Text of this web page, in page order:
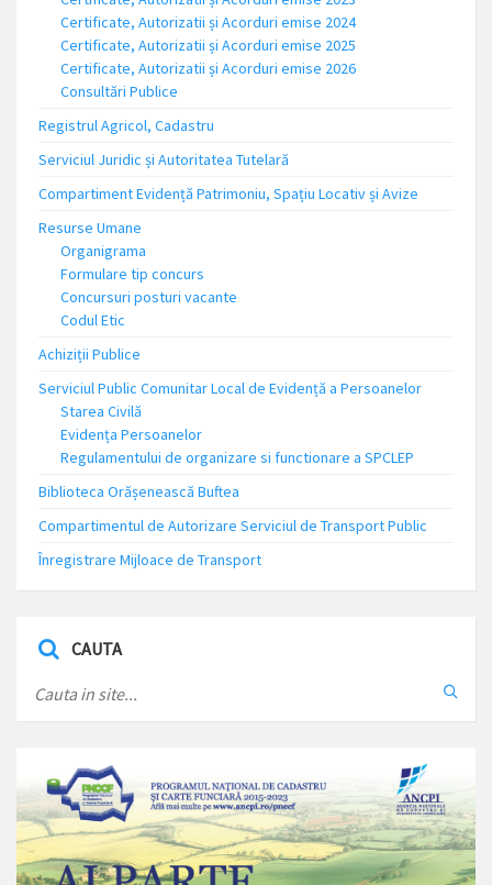
Certificate, Autorizatii și Acorduri emise 2024
Certificate, Autorizatii și Acorduri emise 2025
Certificate, Autorizatii și Acorduri emise 2026
Consultări Publice
Registrul Agricol, Cadastru
Serviciul Juridic și Autoritatea Tutelară
Compartiment Evidență Patrimoniu, Spațiu Locativ și Avize
Resurse Umane
Organigrama
Formulare tip concurs
Concursuri posturi vacante
Codul Etic
Achiziții Publice
Serviciul Public Comunitar Local de Evidență a Persoanelor
Starea Civilă
Evidența Persoanelor
Regulamentului de organizare si functionare a SPCLEP
Biblioteca Orășenească Buftea
Compartimentul de Autorizare Serviciul de Transport Public
Înregistrare Mijloace de Transport
CAUTA